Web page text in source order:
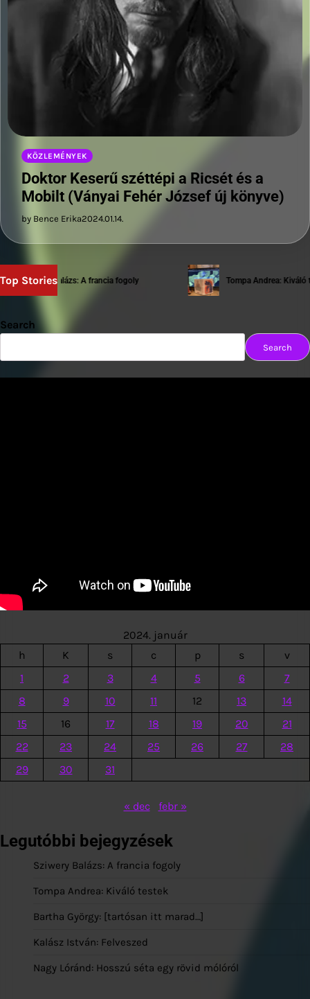
KÖZLEMÉNYEK
Doktor Keserű széttépi a Ricsét és a
Mobilt (Ványai Fehér József új könyve)
by Bence Erika2024.01.14.
Top StoriesBalázs: A francia fogoly Tompa Andrea: Kiváló testek
Search
Search
2024. január
h
K s c p s
v
1
2 3 4 5 6
7
8
9 10 11 12 13
14
15
16 17 18 19 20
21
22
23 24 25 26 27
28
29
30 31
« dec febr »
Legutóbbi bejegyzések
Sziwery Balázs: A francia fogoly
Tompa Andrea: Kiváló testek
Bartha György: [tartósan itt marad…]
Kalász István: Felveszed
Nagy Lóránd: Hosszú séta egy rövid mólóról